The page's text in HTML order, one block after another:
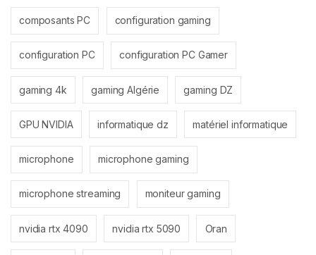
composants PC configuration gaming
configuration PC configuration PC Gamer
gaming 4k gaming Algérie gaming DZ
GPU NVIDIA informatique dz matériel informatique
microphone microphone gaming
microphone streaming moniteur gaming
nvidia rtx 4090 nvidia rtx 5090 Oran